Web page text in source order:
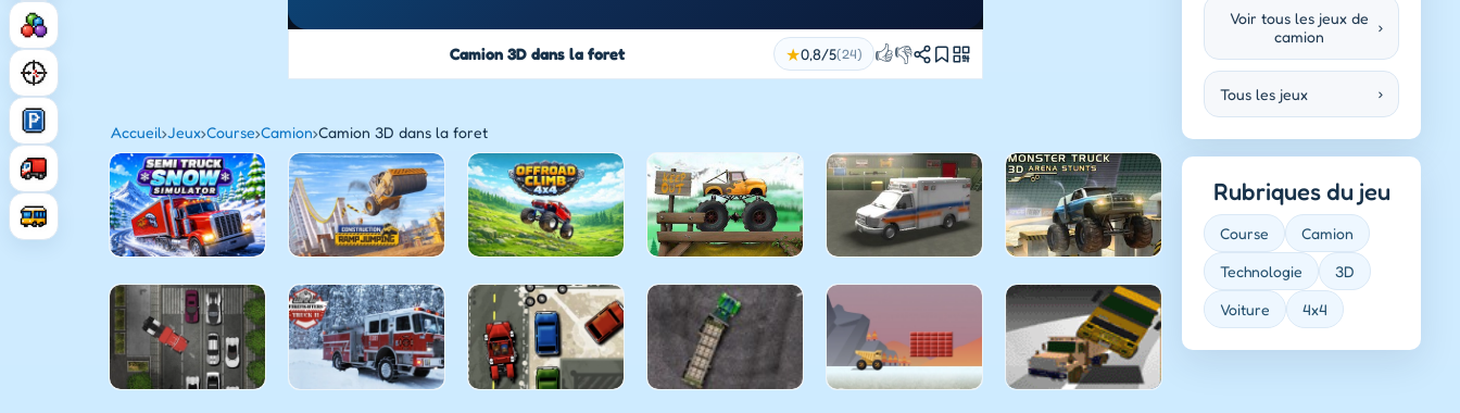
Camion 3D dans la foret ★0,8/5(24) 👍👎
Accueil›Jeux›Course›Camion›Camion 3D dans la foret
Voir tous les jeux de
camion
›
Tous les jeux ›
Rubriques du jeu
Course Camion
Technologie 3D
Voiture 4x4